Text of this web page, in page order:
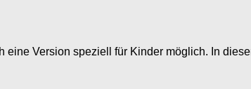
eine Version speziell für Kinder möglich. In